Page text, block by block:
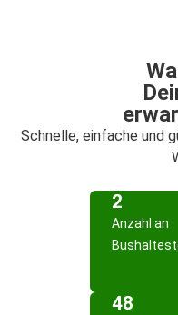
Schnelle, einfache und
2
Anzahl an
48